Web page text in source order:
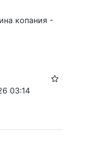
копания -
03:14